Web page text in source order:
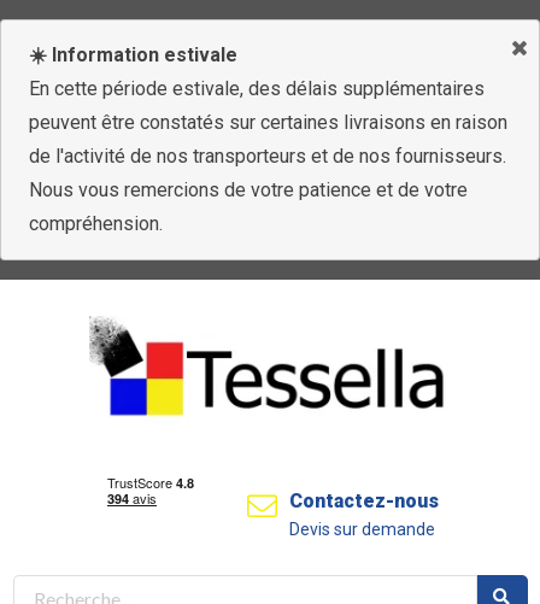
☀️ Information estivale
En cette période estivale, des délais supplémentaires
peuvent être constatés sur certaines livraisons en raison
de l'activité de nos transporteurs et de nos fournisseurs.
Nous vous remercions de votre patience et de votre
compréhension.
Contactez-nous
Devis sur demande